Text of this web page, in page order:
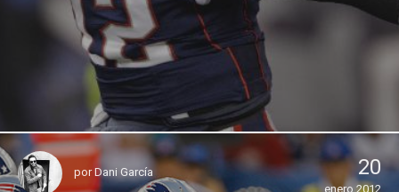
porDani García 20
enero 2012